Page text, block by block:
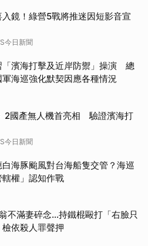
鏡！綠營5戰將推迷因短影音宣
今日新聞
「濱海打擊及近岸防禦」操演 總
海巡強化默契因應各種情況
2國產無人機首亮相 驗證濱海打
今日新聞
海豚颱風對台海船隻交管？海巡
權」認知作戰
不滿妻碎念…持鐵棍毆打「右臉只
依殺人罪聲押